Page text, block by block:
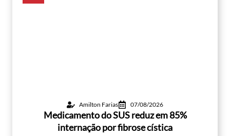
Amilton Farias 07/08/2026
Medicamento do SUS reduz em 85%
internação por fibrose cística